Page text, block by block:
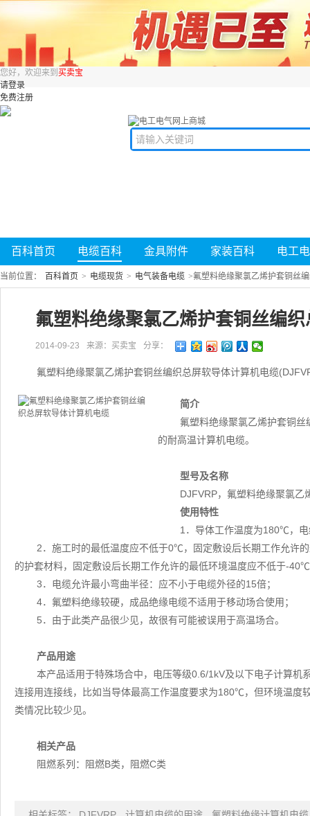
您好，欢迎来到 买卖宝
请登录
免费注册
百科首页 电缆百科 金具附件 家装百科 电工
当前位置： 百科首页 > 电缆现货 > 电气装备电缆 >氟塑料绝缘聚氯乙烯护套铜丝
氟塑料绝缘聚氯乙烯护套铜丝编
2014-09-23 来源：买卖宝 分享：
氟塑料绝缘聚氯乙烯护套铜丝编织总屏软导体计算机电缆
简介
氟塑料绝缘聚氯乙烯护套铜
的耐高温计算机电缆。
型号及名称
DJFVRP，氟塑料绝缘聚氯乙
使用特性
1．导体工作温度为180℃，
2．施工时的最低温度应不低于0℃，固定敷设后长期工作允许
的护套材料，固定敷设后长期工作允许的最低环境温度应不低于-
3．电缆允许最小弯曲半径：应不小于电缆外径的15倍；
4．氟塑料绝缘较硬，成品绝缘电缆不适用于移动场合使用；
5．由于此类产品很少见，故很有可能被误用于高温场合。
产品用途
本产品适用于特殊场合中，电压等级0.6/1kV及以下电子计算
连接用连接线，比如当导体最高工作温度要求为180℃，但环境温
类情况比较少见。
相关产品
阻燃系列：阻燃B类，阻燃C类